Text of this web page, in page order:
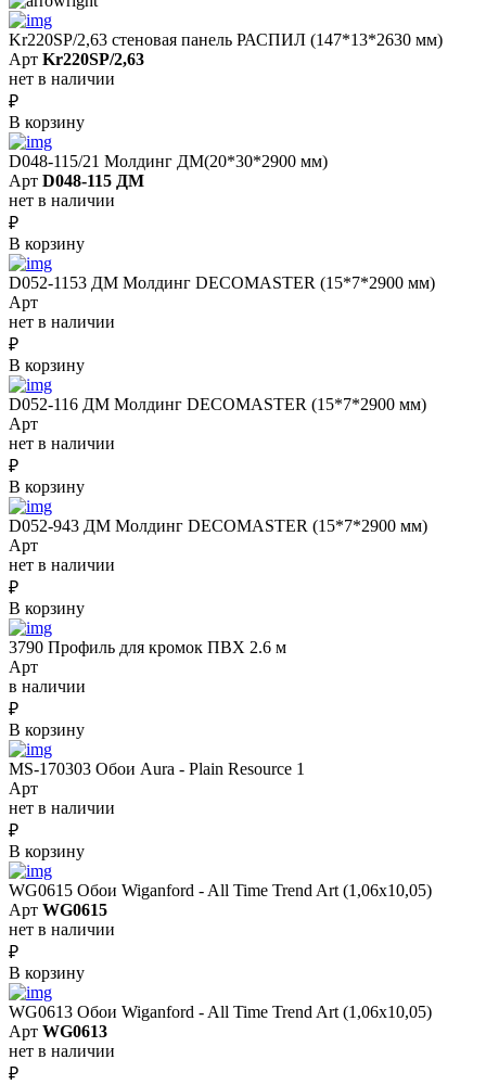
Kr220SP/2,63 cтеновая панель РАСПИЛ (147*13*2630 мм)
Арт Kr220SP/2,63
нет в наличии
₽
В корзину
D048-115/21 Молдинг ДМ(20*30*2900 мм)
Арт D048-115 ДМ
нет в наличии
₽
В корзину
D052-1153 ДМ Молдинг DECOMASTER (15*7*2900 мм)
Арт
нет в наличии
₽
В корзину
D052-116 ДМ Молдинг DECOMASTER (15*7*2900 мм)
Арт
нет в наличии
₽
В корзину
D052-943 ДМ Молдинг DECOMASTER (15*7*2900 мм)
Арт
нет в наличии
₽
В корзину
3790 Профиль для кромок ПВХ 2.6 м
Арт
в наличии
₽
В корзину
MS-170303 Обои Aura - Plain Resource 1
Арт
нет в наличии
₽
В корзину
WG0615 Обои Wiganford - All Time Trend Art (1,06х10,05)
Арт WG0615
нет в наличии
₽
В корзину
WG0613 Обои Wiganford - All Time Trend Art (1,06х10,05)
Арт WG0613
нет в наличии
₽